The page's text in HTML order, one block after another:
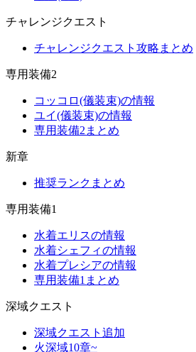
チャレンジクエスト
チャレンジクエスト攻略まとめ
専用装備2
コッコロ(儀装束)の情報
ユイ(儀装束)の情報
専用装備2まとめ
新章
推奨ランクまとめ
専用装備1
水着エリスの情報
水着シェフィの情報
水着プレシアの情報
専用装備1まとめ
深域クエスト
深域クエスト追加
火深域10章~